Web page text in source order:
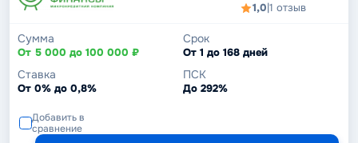
1,0|1 отзыв
Сумма
От 5 000 до 100 000 ₽
Срок
От 1 до 168 дней
Ставка
От 0% до 0,8%
ПСК
До 292%
Добавить в
сравнение